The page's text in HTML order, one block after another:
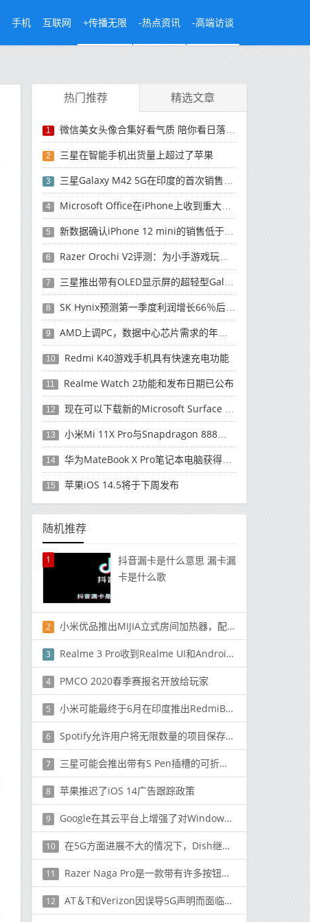
手机 互联网 +传播无限 -热点资讯 -高端访谈
热门推荐 精选文章
1 微信美女头像合集好看气质 陪你看日落的人比日落更浪漫
2 三星在智能手机出货量上超过了苹果
3 三星Galaxy M42 5G在印度的首次销售将于今晚开始
4 Microsoft Office在iPhone上收到重大更新
5 新数据确认iPhone 12 mini的销售低于预期
6 Razer Orochi V2评测：为小手游戏玩家设计的鼠标
7 三星推出带有OLED显示屏的超轻型Galaxy Book Pro和Galaxy Book Pro 360笔记本电脑
8 SK Hynix预测第一季度利润增长66％后，对芯片的需求将增强
9 AMD上调PC，数据中心芯片需求的年度收入预测
10 Redmi K40游戏手机具有快速充电功能
11 Realme Watch 2功能和发布日期已公布
12 现在可以下载新的Microsoft Surface Duo更新
13 小米Mi 11X Pro与Snapdragon 888处理器一起发布
14 华为MateBook X Pro笔记本电脑获得全新升级
15 苹果iOS 14.5将于下周发布
随机推荐
1
抖音漏卡是什么意思 漏卡漏
卡是什么歌
2 小米优品推出MIJIA立式房间加热器，配备红外传感器
3 Realme 3 Pro收到Realme UI和Android 10的稳定更新
4 PMCO 2020春季赛报名开放给玩家
5 小米可能最终于6月在印度推出RedmiBook 14
6 Spotify允许用户将无限数量的项目保存到他们的库中
7 三星可能会推出带有S Pen插槽的可折叠产品
8 苹果推迟了iOS 14广告跟踪政策
9 Google在其云平台上增强了对Windows的支持
10 在5G方面进展不大的情况下，Dish继续畅所欲言
11 Razer Naga Pro是一款带有许多按钮的可自定义的无线游戏鼠标
12 AT＆T和Verizon因误导5G声明而面临严密审查